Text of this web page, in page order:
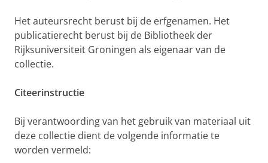
Het auteursrecht berust bij de erfgenamen. Het
publicatierecht berust bij de Bibliotheek der
Rijksuniversiteit Groningen als eigenaar van de
collectie.
Citeerinstructie
Bij verantwoording van het gebruik van materiaal uit
deze collectie dient de volgende informatie te
worden vermeld: